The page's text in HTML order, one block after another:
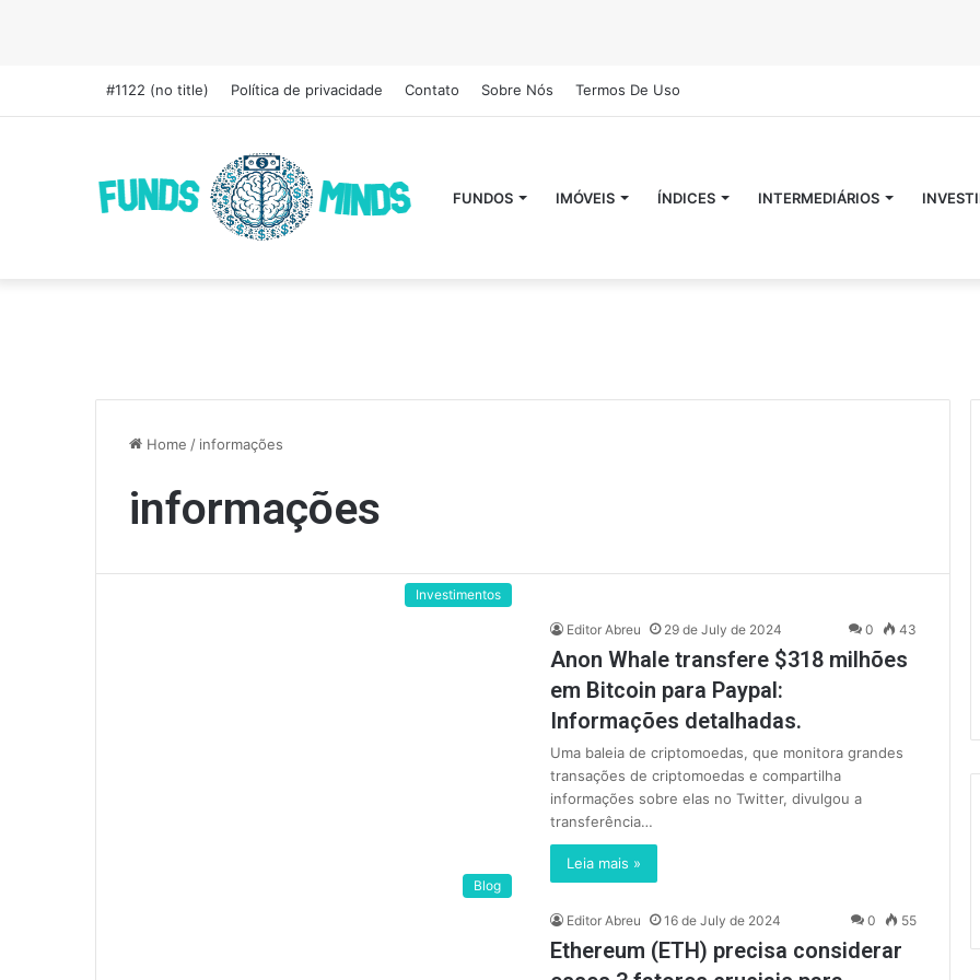
#1122 (no title) Política de privacidade Contato Sobre Nós Termos De Uso
FUNDOS IMÓVEIS ÍNDICES INTERMEDIÁRIOS
Home / informações
informações
Investimentos
Editor Abreu 29 de July de 2024 0 43
Anon Whale transfere $318 milhões
em Bitcoin para Paypal:
Informações detalhadas.
Uma baleia de criptomoedas, que monitora grandes
transações de criptomoedas e compartilha
informações sobre elas no Twitter, divulgou a
transferência…
Leia mais »
Blog
Editor Abreu 16 de July de 2024 0 55
Ethereum (ETH) precisa considerar